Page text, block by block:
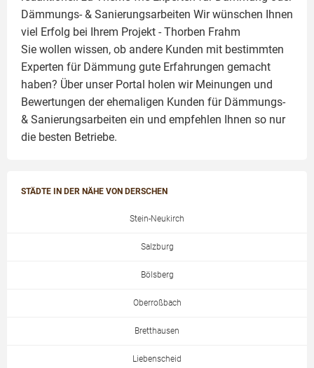
Dämmungs- & Sanierungsarbeiten Wir wünschen Ihnen
viel Erfolg bei Ihrem Projekt - Thorben Frahm
Sie wollen wissen, ob andere Kunden mit bestimmten
Experten für Dämmung gute Erfahrungen gemacht
haben? Über unser Portal holen wir Meinungen und
Bewertungen der ehemaligen Kunden für Dämmungs-
& Sanierungsarbeiten ein und empfehlen Ihnen so nur
die besten Betriebe.
STÄDTE IN DER NÄHE VON DERSCHEN
Stein-Neukirch
Salzburg
Bölsberg
Oberroßbach
Bretthausen
Liebenscheid